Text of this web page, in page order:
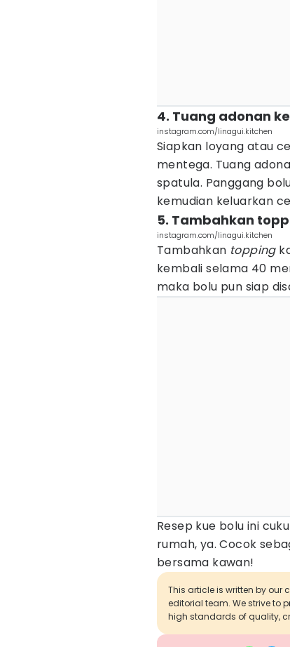
4. Tuang adonan
instagram.com/linagui.kitchen
Siapkan loyang atau
mentega. Tuang
spatula. Panggang
kemudian keluarkan
5. Tambahkan
instagram.com/linagui.kitchen
Tambahkan topping
kembali selama 40
maka bolu pun siap
Resep kue bolu ini
rumah, ya. Cocok
bersama kawan!
This article is written by our
editorial team. We strive to
high standards of quality,